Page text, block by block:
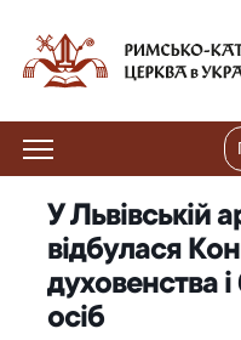
У Львівській
відбулася
духовенства
осіб